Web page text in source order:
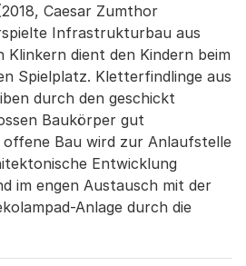
Caesar Zumthor
Infrastrukturbau aus
dient den Kindern beim
Spielplatz. Kletterfindlinge aus
durch den geschickt
Baukörper gut
Bau wird zur Anlaufstelle
Entwicklung
im engen Austausch mit der
Anlage durch die